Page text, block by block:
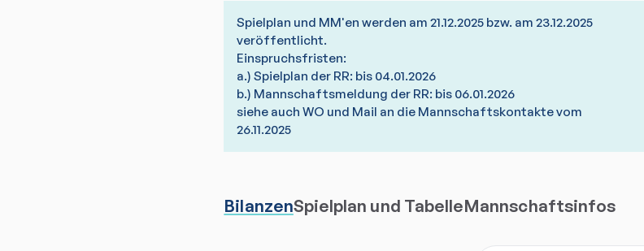
Spielplan und MM'en werden am 21.12.2025 bzw. am 23.12.2025
veröffentlicht.
Einspruchsfristen:
a.) Spielplan der RR: bis 04.01.2026
b.) Mannschaftsmeldung der RR: bis 06.01.2026
siehe auch WO und Mail an die Mannschaftskontakte vom
26.11.2025
BilanzenSpielplan und TabelleMannschaftsinfos